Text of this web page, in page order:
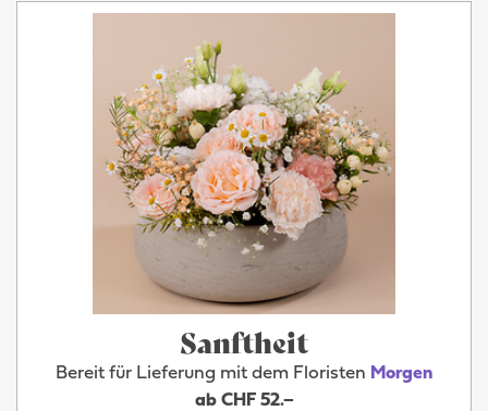
Sanftheit
Bereit für Lieferung mit dem Floristen Morgen
ab CHF 52.–